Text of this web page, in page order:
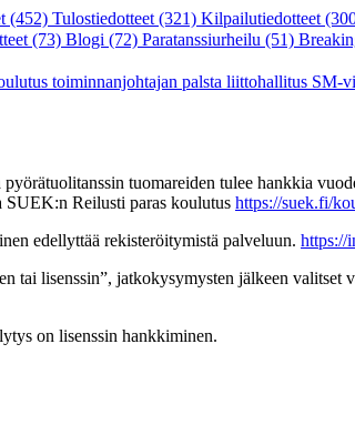
(452) Tulostiedotteet (321) Kilpailutiedotteet
(73) Blogi (72) Paratanssiurheilu (51)
toiminnanjohtajan palsta liittohallitus SM-
tuomareiden tulee hankkia
SUEK:n Reilusti paras koulutus https://suek.fi/
edellyttää rekisteröitymistä palveluun. https://
tai lisenssin”, jatkokysymysten jälkeen valitset
on lisenssin hankkiminen.